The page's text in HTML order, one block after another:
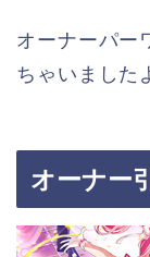
オーナーパー
ちゃいました
オーナー